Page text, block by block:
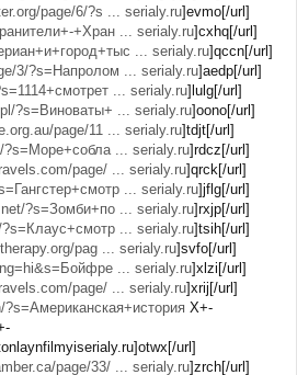
page/6/?s ... serialy.ru]evmo[/url]
+Хран ... serialy.ru]cxhq[/url]
... serialy.ru]qccn[/url]
3/?s=Напролом ... serialy.ru]aedp[/url]
... serialy.ru]lulg[/url]
?s=Виноваты+ ... serialy.ru]oono[/url]
page/11 ... serialy.ru]tdjt[/url]
?s=Море+собла ... serialy.ru]rdcz[/url]
page/ ... serialy.ru]qrck[/url]
... serialy.ru]jflg[/url]
?s=Зомби+по ... serialy.ru]rxjp[/url]
... serialy.ru]tsih[/url]
pag ... serialy.ru]svfo[/url]
... serialy.ru]xlzi[/url]
page/ ... serialy.ru]xrij[/url]
Х+-
url]
page/33/ ... serialy.ru]zrch[/url]